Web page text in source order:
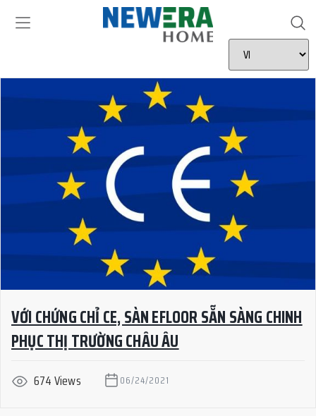
VỚI CHỨNG CHỈ CE, SÀN EFLOOR SẴN SÀNG CHINH
PHỤC THỊ TRƯỜNG CHÂU ÂU
674 Views 06/24/2021